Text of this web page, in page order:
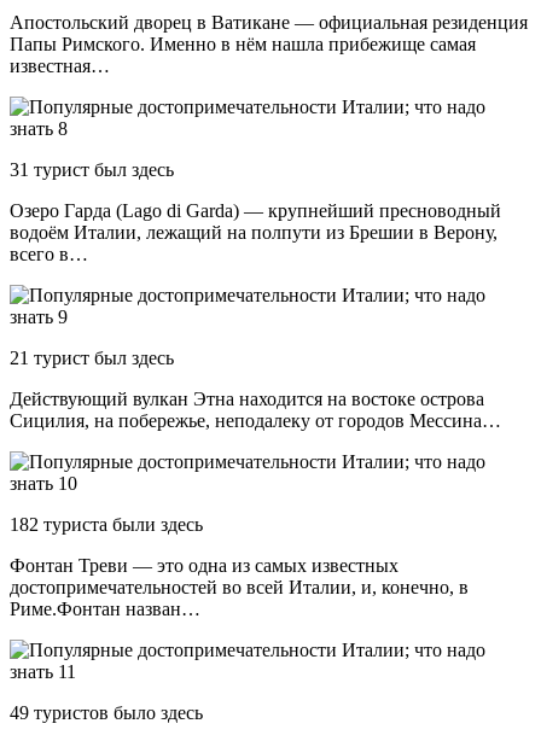
Апостольский дворец в Ватикане — официальная резиденция
Папы Римского. Именно в нём нашла прибежище самая
известная…
31 турист был здесь
Озеро Гарда (Lago di Garda) — крупнейший пресноводный
водоём Италии, лежащий на полпути из Брешии в Верону,
всего в…
21 турист был здесь
Действующий вулкан Этна находится на востоке острова
Сицилия, на побережье, неподалеку от городов Мессина…
182 туристa были здесь
Фонтан Треви — это одна из самых известных
достопримечательностей во всей Италии, и, конечно, в
Риме.Фонтан назван…
49 туристов было здесь